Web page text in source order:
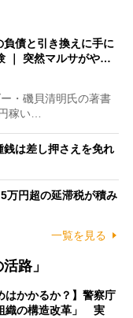
負債と引き換えに手に
｜ 突然マルサがや…
・磯貝清明氏の著書
稼い…
は差し押さえを免れ
万円超の延滞税が積み
一覧を見る
路」
はかかるか？】警察庁
織の構造改革」 実